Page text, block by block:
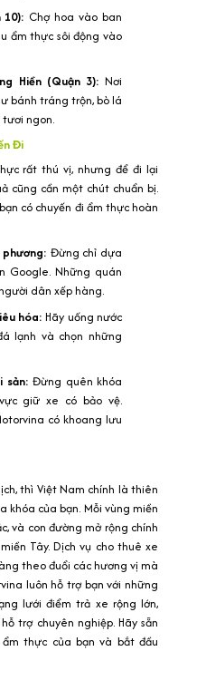
Chợ hoa vào ban
ẩm thực sôi động vào
Hiền (Quận 3): Nơi
bánh tráng trộn, bò lá
ngon.
Đi
rất thú vị, nhưng để đi lại
cũng cần một chút chuẩn bị.
có chuyến đi ẩm thực hoàn
Đừng chỉ dựa
Google. Những quán
dân xếp hàng.
hóa:Hãy uống nước
lạnh và chọn những
sản:Đừng quên khóa
giữ xe có bảo vệ.
có khoang lưu
thì Việt Nam chính là thiên
khóa của bạn. Mỗi vùng miền
và con đường mở rộng chính
Tây. Dịch vụ cho thuê xe
theo đuổi các hương vị mà
luôn hỗ trợ bạn với những
lưới điểm trả xe rộng lớn,
trợ chuyên nghiệp. Hãy sẵn
thực của bạn và bắt đầu